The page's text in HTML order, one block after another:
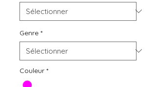
Genre *
Couleur *